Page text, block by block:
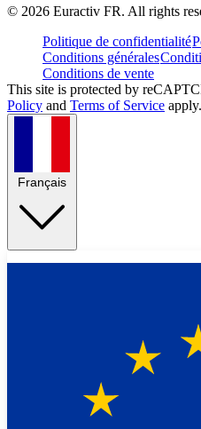
© 2026 Euractiv FR. All rights
Politique de confidentialité
Conditions générales
Conditions de vente
This site is protected by
Policy and Terms of Service apply.
Français